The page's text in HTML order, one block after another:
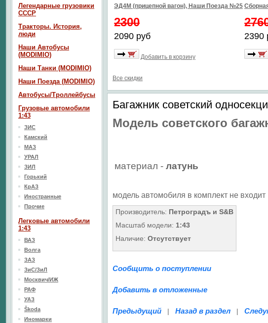
ЭД4М (прицепной вагон), Наши Поезда №25
2300
2090 руб
Добавить в корзину
2390
Все скидки
Багажник советский
Модель советского
материал - латунь
модель автомобиля в комплект не входит
Производитель: Петроградъ и S&B
Масштаб модели: 1:43
Наличие: Отсутствует
Сообщить о поступлении
Добавить в отложенные
Предыдущий | Назад в раздел |
Легендарные грузовики
СССР
Тракторы. История,
люди
Наши Автобусы
(MODIMIO)
Наши Танки (MODIMIO)
Наши Поезда (MODIMIO)
Автобусы/Троллейбусы
Грузовые автомобили
1:43
ЗИС
Камский
МАЗ
УРАЛ
ЗИЛ
Горький
КрАЗ
Иностранные
Прочие
Легковые автомобили
1:43
ВАЗ
Волга
ЗАЗ
ЗиС/ЗиЛ
Москвич/ИЖ
РАФ
УАЗ
Škoda
Иномарки